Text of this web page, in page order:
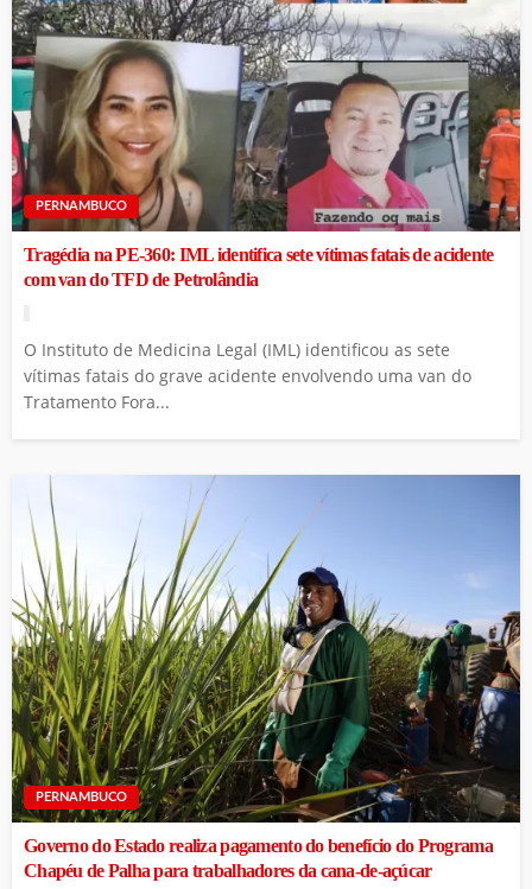
PERNAMBUCO
Tragédia na PE-360: IML identifica sete vítimas fatais de acidente
com van do TFD de Petrolândia
O Instituto de Medicina Legal (IML) identificou as sete
vítimas fatais do grave acidente envolvendo uma van do
Tratamento Fora...
PERNAMBUCO
Governo do Estado realiza pagamento do benefício do Programa
Chapéu de Palha para trabalhadores da cana-de-açúcar